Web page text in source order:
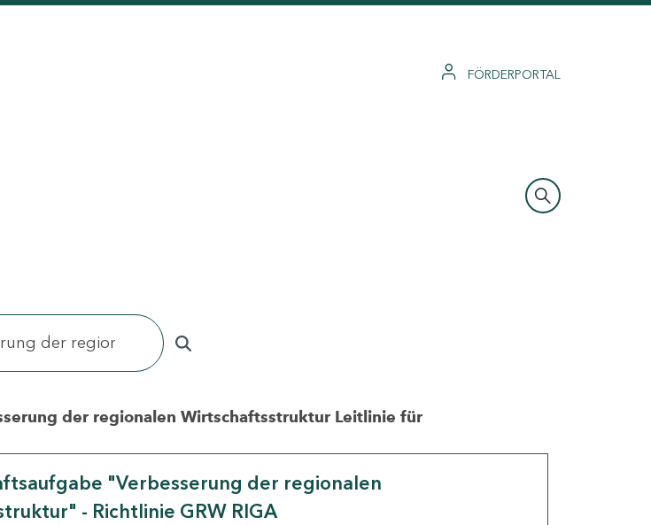
FÖRDERPORTAL
der regionalen Wirtschaftsstruktur Leitlinie für
"Verbesserung der regionalen
- Richtlinie GRW RIGA